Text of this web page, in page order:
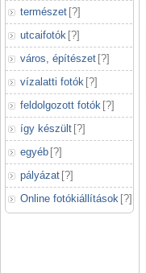
természet [?]
utcaifotók [?]
város, építészet [?]
vízalatti fotók [?]
feldolgozott fotók [?]
így készült [?]
egyéb [?]
pályázat [?]
Online fotókiállítások [?]